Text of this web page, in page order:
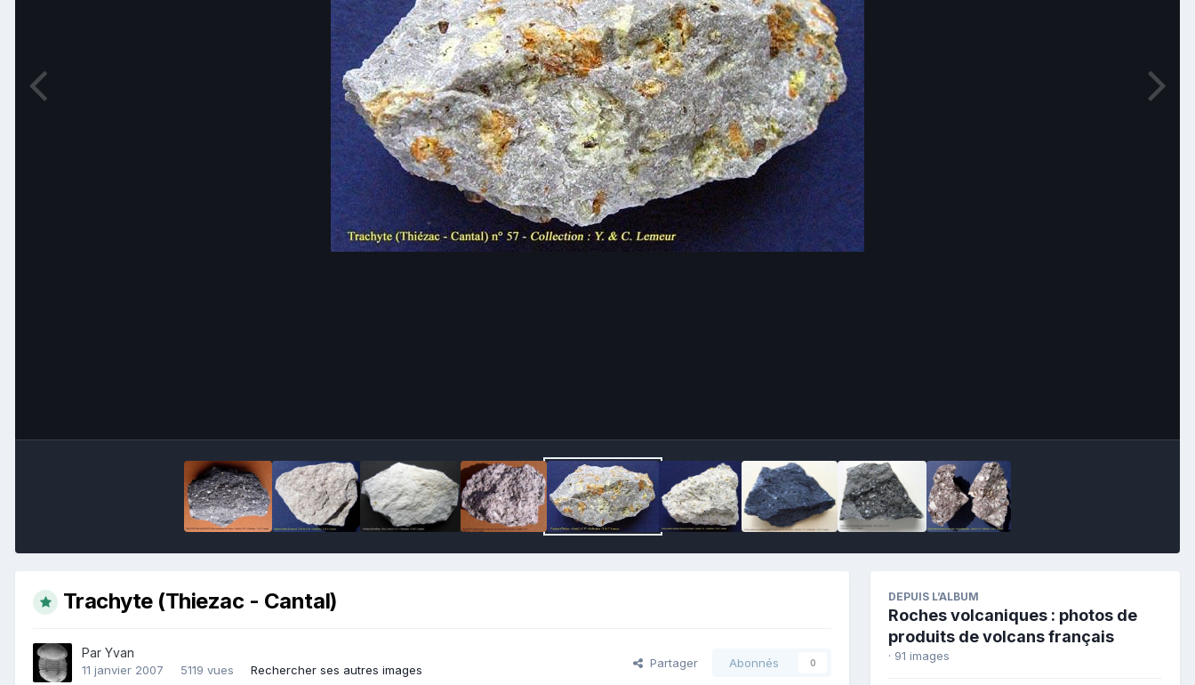
Trachyte (Thiezac - Cantal)
Par Yvan
11 janvier 2007 5119 vues Rechercher ses autres images
Partager Abonnés 0
DEPUIS L’ALBUM
Roches volcaniques : photos de
produits de volcans français
· 91 images